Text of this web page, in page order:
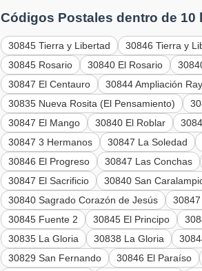
Códigos Postales dentro de 10
30845 Tierra y Libertad 30846 Tierra y
30845 Rosario
30840 El Rosario
30847 El Centauro
30844 Ampliación
30835 Nueva Rosita (El Pensamiento)
30847 El Mango
30840 El Roblar
30847 3 Hermanos
30847 La Soledad
30846 El Progreso
30847 Las Conchas
30847 El Sacrificio
30840 San
30840 Sagrado Corazón de Jesús
30845 Fuente 2
30845 El Principo
30835 La Gloria
30838 La Gloria
30829 San Fernando
30846 El Paraíso